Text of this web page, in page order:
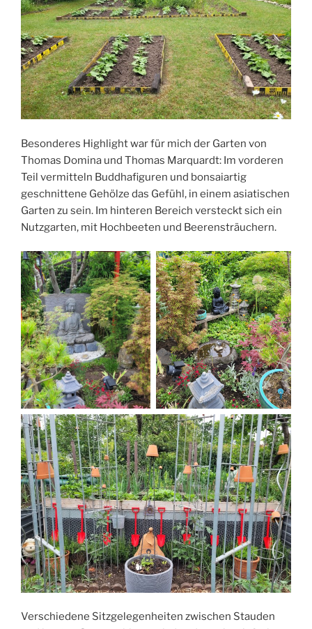
Besonderes Highlight war für mich der Garten von
Thomas Domina und Thomas Marquardt: Im vorderen
Teil vermitteln Buddhafiguren und bonsaiartig
geschnittene Gehölze das Gefühl, in einem asiatischen
Garten zu sein. Im hinteren Bereich versteckt sich ein
Nutzgarten, mit Hochbeeten und Beerensträuchern.
Verschiedene Sitzgelegenheiten zwischen Stauden